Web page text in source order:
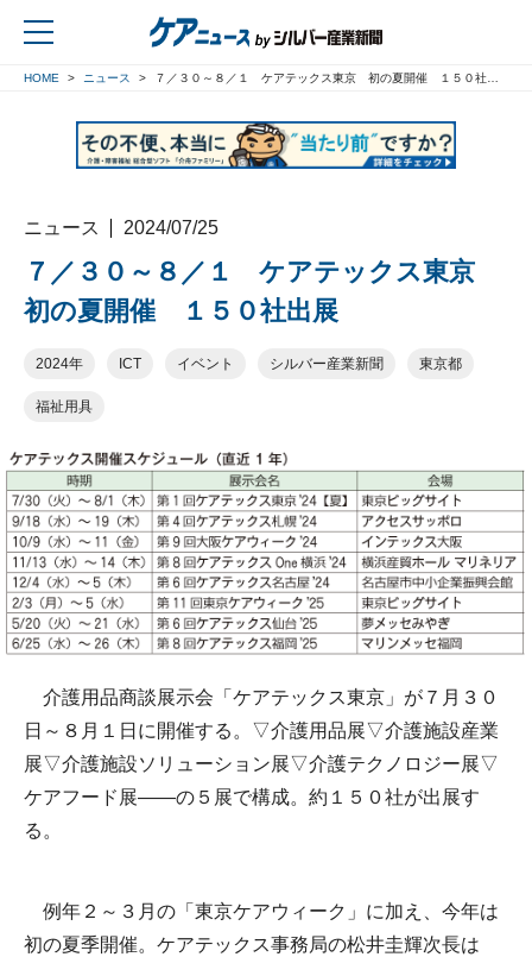
HOME ニュース ７／３０～８／１ ケアテックス東京 初の夏開催 １５０社出展
ニュース 2024/07/25
７／３０～８／１ ケアテックス東京
初の夏開催 １５０社出展
2024年 ICT イベント シルバー産業新聞 東京都
福祉用具
介護用品商談展示会「ケアテックス東京」が７月３０
日～８月１日に開催する。▽介護用品展▽介護施設産業
展▽介護施設ソリューション展▽介護テクノロジー展▽
ケアフード展――の５展で構成。約１５０社が出展す
る。
例年２～３月の「東京ケアウィーク」に加え、今年は
初の夏季開催。ケアテックス事務局の松井圭輝次長は